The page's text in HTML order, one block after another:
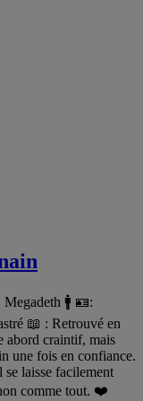
🚹 🪪:
📖 : Retrouvé en
abord craintif, mais
une fois en confiance.
se laisse facilement
comme tout. ❤️